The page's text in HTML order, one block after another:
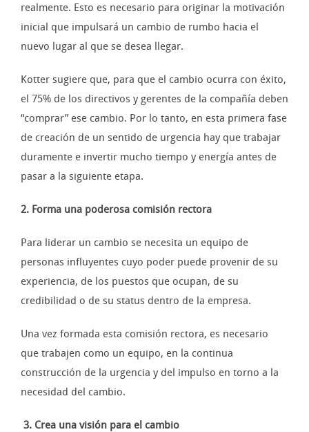
realmente. Esto es necesario para originar la motivación
inicial que impulsará un cambio de rumbo hacia el
nuevo lugar al que se desea llegar.
Kotter sugiere que, para que el cambio ocurra con éxito,
el 75% de los directivos y gerentes de la compañía deben
“comprar” ese cambio. Por lo tanto, en esta primera fase
de creación de un sentido de urgencia hay que trabajar
duramente e invertir mucho tiempo y energía antes de
pasar a la siguiente etapa.
2. Forma una poderosa comisión rectora
Para liderar un cambio se necesita un equipo de
personas influyentes cuyo poder puede provenir de su
experiencia, de los puestos que ocupan, de su
credibilidad o de su status dentro de la empresa.
Una vez formada esta comisión rectora, es necesario
que trabajen como un equipo, en la continua
construcción de la urgencia y del impulso en torno a la
necesidad del cambio.
3. Crea una visión para el cambio